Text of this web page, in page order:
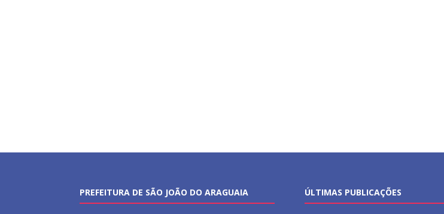
PREFEITURA DE SÃO JOÃO DO ARAGUAIA ÚLTIMAS PUBLICAÇÕES